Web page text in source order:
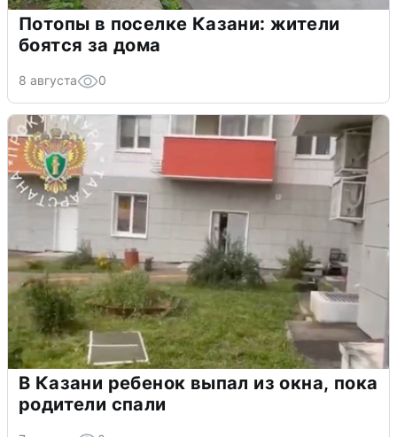
Потопы в поселке Казани: жители
боятся за дома
8 августа 0
В Казани ребенок выпал из окна, пока
родители спали